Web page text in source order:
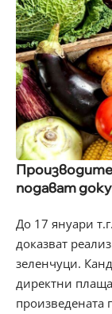
подават
До 17 януари
доказват
зеленчуци.
директни
произведената